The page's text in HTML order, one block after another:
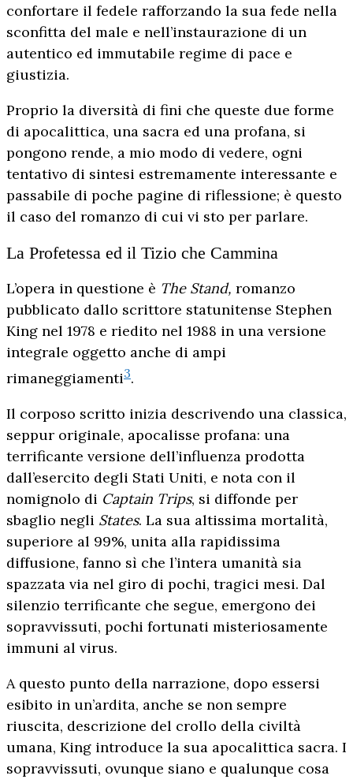
confortare il fedele rafforzando la sua fede nella
sconfitta del male e nell’instaurazione di un
autentico ed immutabile regime di pace e
giustizia.
Proprio la diversità di fini che queste due forme
di apocalittica, una sacra ed una profana, si
pongono rende, a mio modo di vedere, ogni
tentativo di sintesi estremamente interessante e
passabile di poche pagine di riflessione; è questo
il caso del romanzo di cui vi sto per parlare.
La Profetessa ed il Tizio che Cammina
L’opera in questione è The Stand, romanzo
pubblicato dallo scrittore statunitense Stephen
King nel 1978 e riedito nel 1988 in una versione
integrale oggetto anche di ampi
rimaneggiamenti3.
Il corposo scritto inizia descrivendo una classica,
seppur originale, apocalisse profana: una
terrificante versione dell’influenza prodotta
dall’esercito degli Stati Uniti, e nota con il
nomignolo di Captain Trips, si diffonde per
sbaglio negli States. La sua altissima mortalità,
superiore al 99%, unita alla rapidissima
diffusione, fanno sì che l’intera umanità sia
spazzata via nel giro di pochi, tragici mesi. Dal
silenzio terrificante che segue, emergono dei
sopravvissuti, pochi fortunati misteriosamente
immuni al virus.
A questo punto della narrazione, dopo essersi
esibito in un’ardita, anche se non sempre
riuscita, descrizione del crollo della civiltà
umana, King introduce la sua apocalittica sacra. I
sopravvissuti, ovunque siano e qualunque cosa